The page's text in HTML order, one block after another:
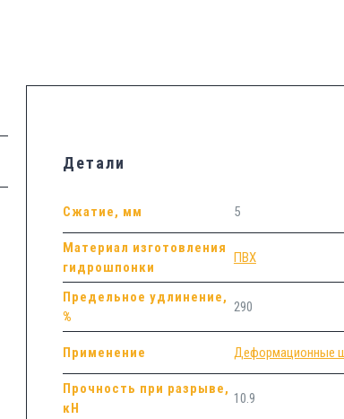
Детали
Сжатие, мм 5
Материал изготовления
гидрошпонки
ПВХ
Предельное удлинение,
%
290
Применение Деформационные
Прочность при разрыве,
кН
10.9